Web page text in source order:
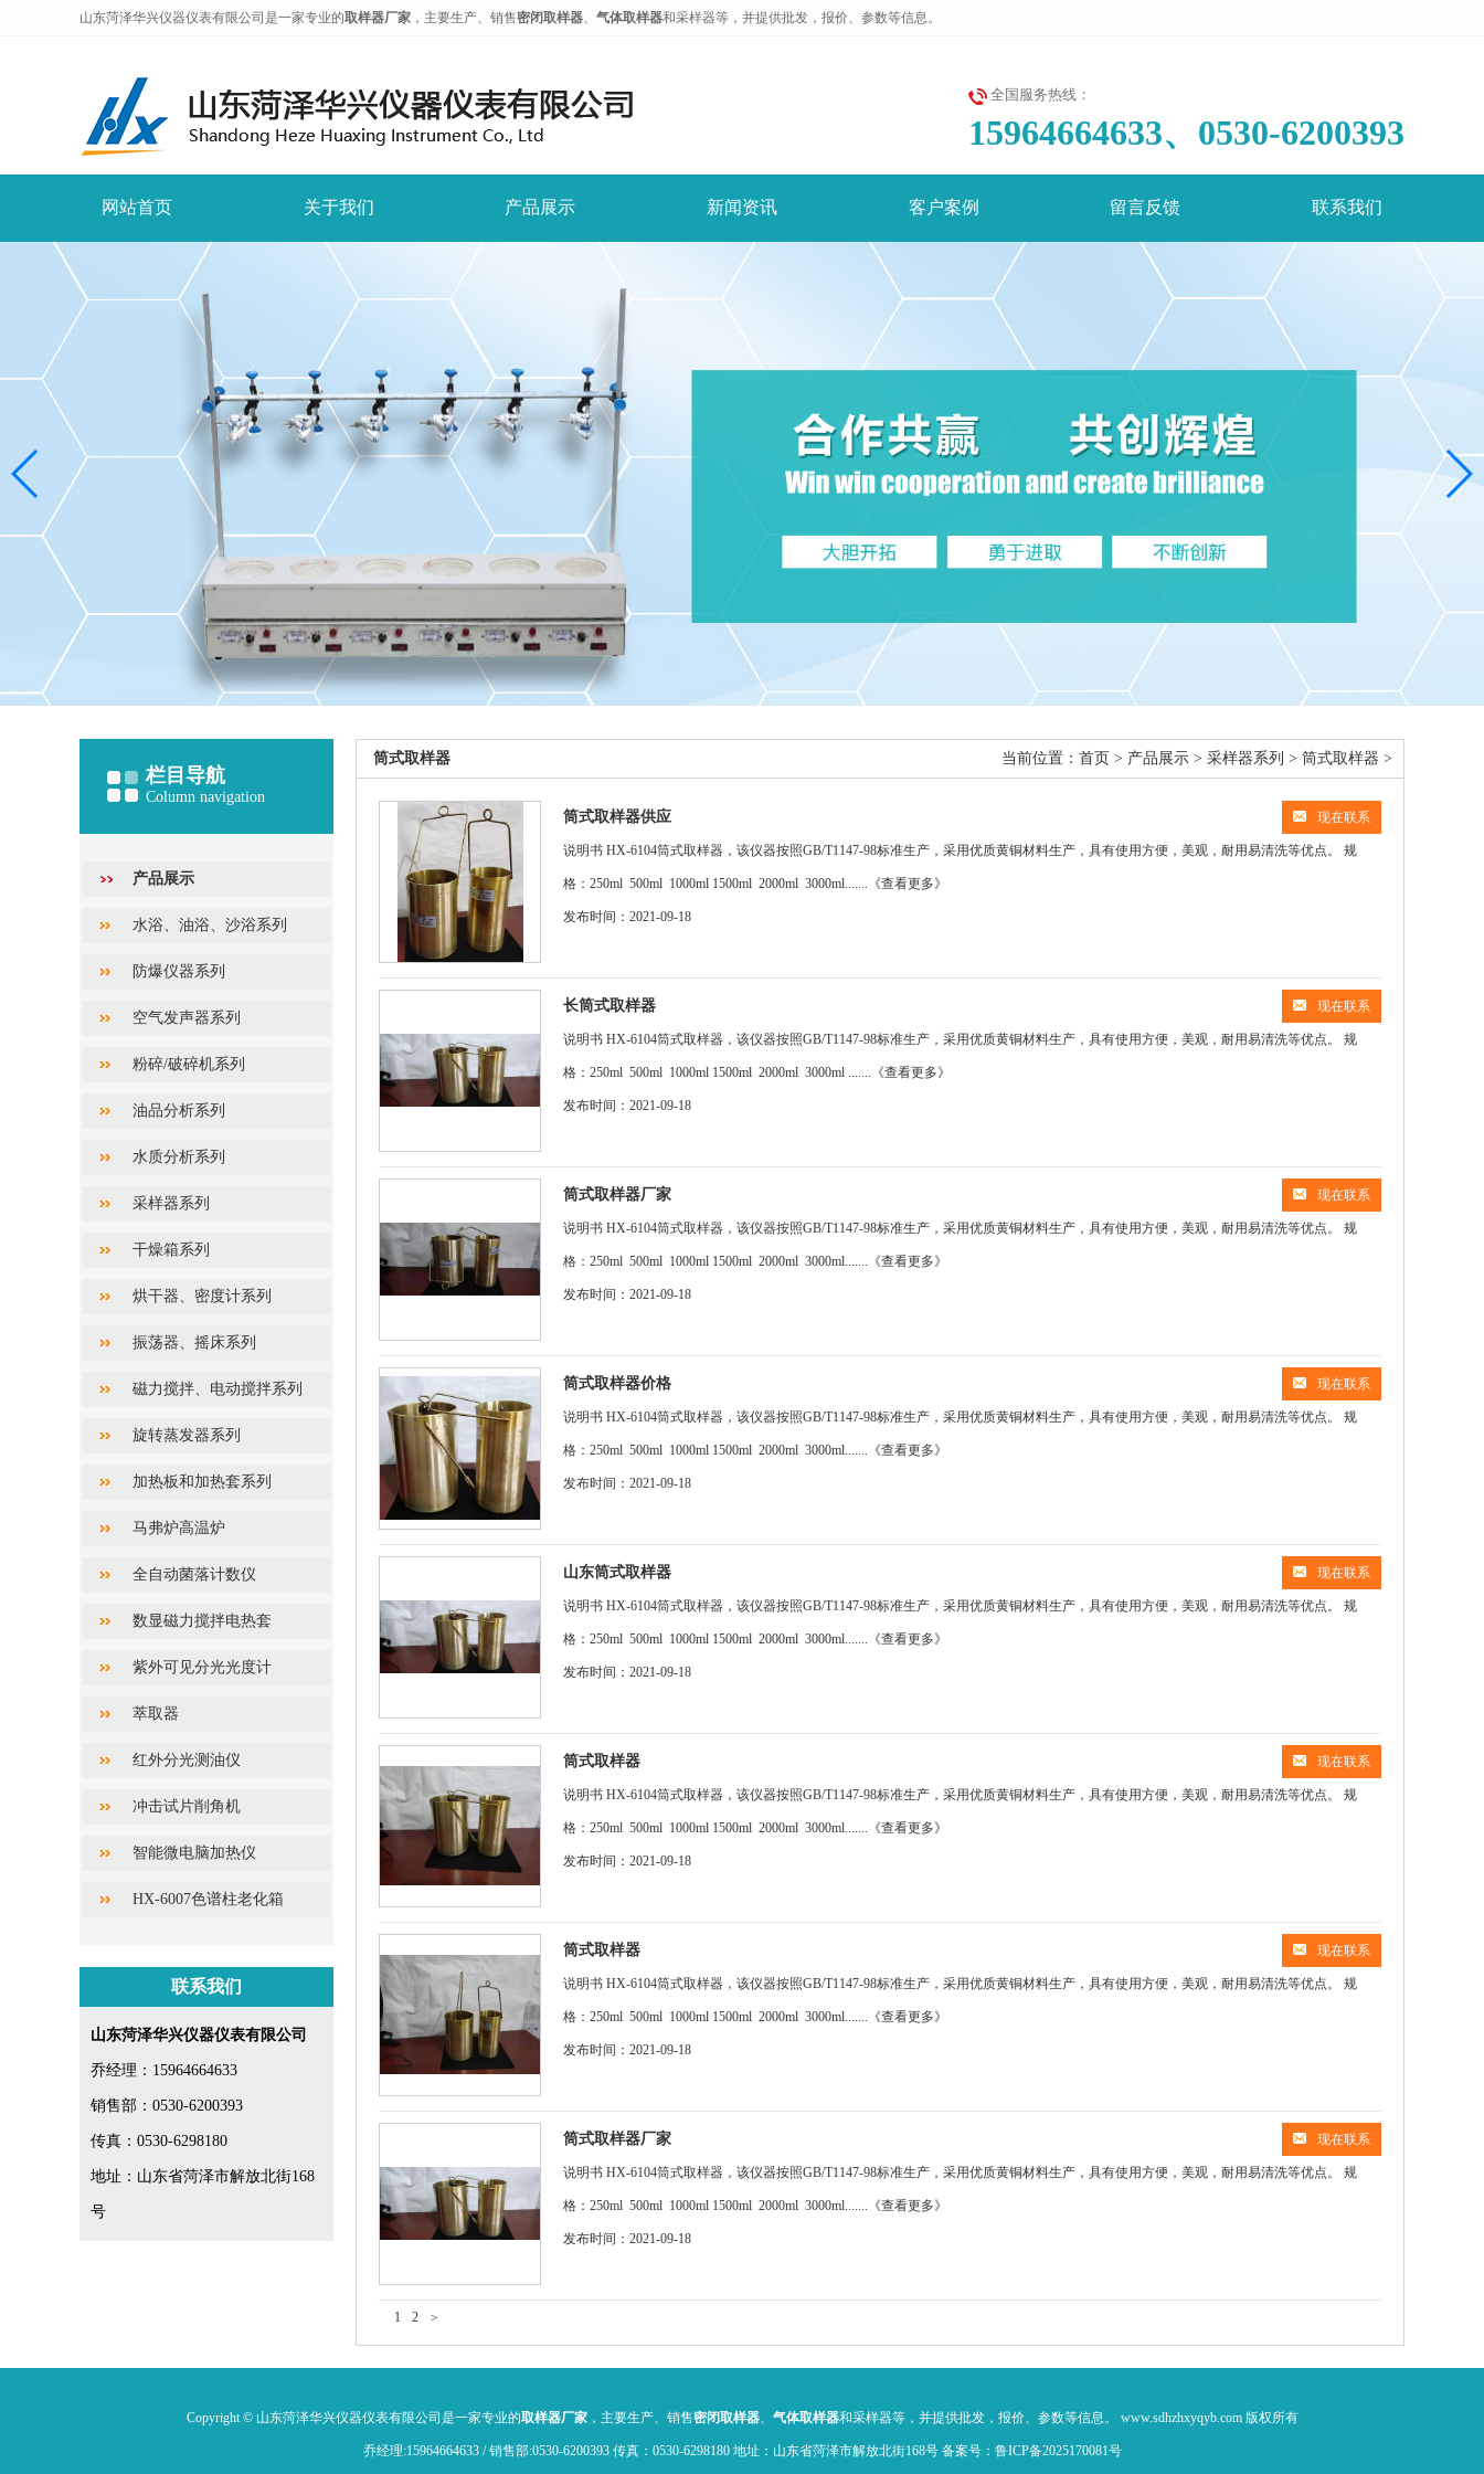
山东菏泽华兴仪器仪表有限公司是一家专业的取样器厂家 ，主要生产、销售密闭取样器、 气体取样器和采样器等，并提供批发，报价、参数等信息。
全国服务热线：
15964664633、0530-6200393
网站首页 关于我们 产品展示 新闻资讯 客户案例 留言反馈 联系我们
栏目导航
Column navigation
产品展示
水浴、油浴、沙浴系列
防爆仪器系列
空气发声器系列
粉碎/破碎机系列
油品分析系列
水质分析系列
采样器系列
干燥箱系列
烘干器、密度计系列
振荡器、摇床系列
磁力搅拌、电动搅拌系列
旋转蒸发器系列
加热板和加热套系列
马弗炉高温炉
全自动菌落计数仪
数显磁力搅拌电热套
紫外可见分光光度计
萃取器
红外分光测油仪
冲击试片削角机
智能微电脑加热仪
HX-6007色谱柱老化箱
联系我们
山东菏泽华兴仪器仪表有限公司
乔经理：15964664633
销售部：0530-6200393
传真：0530-6298180
地址：山东省菏泽市解放北街168
号
当前位置： 首页 > 产品展示 > 采样器系列 > 筒式取样器 >
筒式取样器
现在联系
筒式取样器供应
说明书 HX-6104筒式取样器，该仪器按照GB/T1147-98标准生产，采用优质黄铜材料生产，具有使用方便，美观，耐用易清洗等优点。 规
格：250ml 500ml 1000ml 1500ml 2000ml 3000ml....... 《查看更多》
发布时间：2021-09-18
现在联系
长筒式取样器
说明书 HX-6104筒式取样器，该仪器按照GB/T1147-98标准生产，采用优质黄铜材料生产，具有使用方便，美观，耐用易清洗等优点。 规
格：250ml 500ml 1000ml 1500ml 2000ml 3000ml ....... 《查看更多》
发布时间：2021-09-18
现在联系
筒式取样器厂家
说明书 HX-6104筒式取样器，该仪器按照GB/T1147-98标准生产，采用优质黄铜材料生产，具有使用方便，美观，耐用易清洗等优点。 规
格：250ml 500ml 1000ml 1500ml 2000ml 3000ml....... 《查看更多》
发布时间：2021-09-18
现在联系
筒式取样器价格
说明书 HX-6104筒式取样器，该仪器按照GB/T1147-98标准生产，采用优质黄铜材料生产，具有使用方便，美观，耐用易清洗等优点。 规
格：250ml 500ml 1000ml 1500ml 2000ml 3000ml....... 《查看更多》
发布时间：2021-09-18
现在联系
山东筒式取样器
说明书 HX-6104筒式取样器，该仪器按照GB/T1147-98标准生产，采用优质黄铜材料生产，具有使用方便，美观，耐用易清洗等优点。 规
格：250ml 500ml 1000ml 1500ml 2000ml 3000ml....... 《查看更多》
发布时间：2021-09-18
现在联系
筒式取样器
说明书 HX-6104筒式取样器，该仪器按照GB/T1147-98标准生产，采用优质黄铜材料生产，具有使用方便，美观，耐用易清洗等优点。 规
格：250ml 500ml 1000ml 1500ml 2000ml 3000ml....... 《查看更多》
发布时间：2021-09-18
现在联系
筒式取样器
说明书 HX-6104筒式取样器，该仪器按照GB/T1147-98标准生产，采用优质黄铜材料生产，具有使用方便，美观，耐用易清洗等优点。 规
格：250ml 500ml 1000ml 1500ml 2000ml 3000ml....... 《查看更多》
发布时间：2021-09-18
现在联系
筒式取样器厂家
说明书 HX-6104筒式取样器，该仪器按照GB/T1147-98标准生产，采用优质黄铜材料生产，具有使用方便，美观，耐用易清洗等优点。 规
格：250ml 500ml 1000ml 1500ml 2000ml 3000ml....... 《查看更多》
发布时间：2021-09-18
1 2 >
Copyright © 山东菏泽华兴仪器仪表有限公司是一家专业的取样器厂家，主要生产、销售密闭取样器、 气体取样器和采样器等，并提供批发，报价、参数等信息。 www.sdhzhxyqyb.com 版权所有
乔经理:15964664633 / 销售部:0530-6200393 传真：0530-6298180 地址：山东省菏泽市解放北街168号 备案号： 鲁ICP备2025170081号